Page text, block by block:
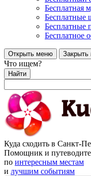
Бесплатная
Бесплатные
Бесплатные
Бесплатное
Открыть меню
Что ищем?
Найти
Куда сходить в Санкт-
Помощник и
по интересным местам
и лучшим событиям